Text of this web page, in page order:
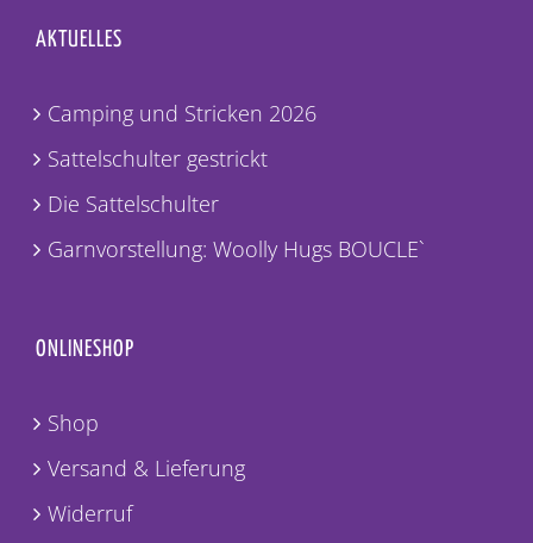
AKTUELLES
Camping und Stricken 2026
Sattelschulter gestrickt
Die Sattelschulter
Garnvorstellung: Woolly Hugs BOUCLE`
ONLINESHOP
Shop
Versand & Lieferung
Widerruf